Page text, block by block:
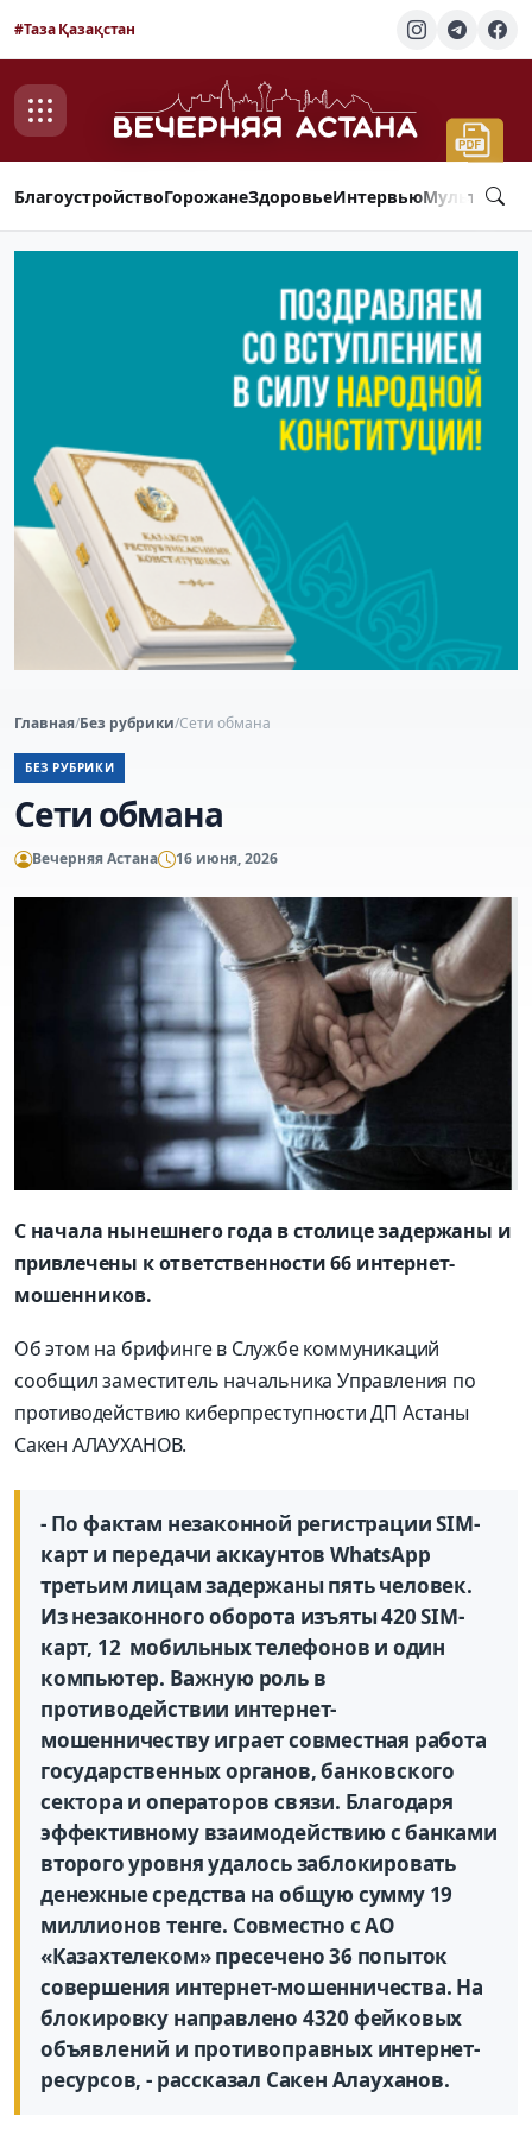
#Таза Қазақстан
БлагоустройствоГорожанеЗдоровьеИнтервью
Главная/Без рубрики/Сети обмана
БЕЗ РУБРИКИ
Сети обмана
Вечерняя Астана 16 июня, 2026
С начала нынешнего года в столице задержаны и
привлечены к ответственности 66 интернет-
мошенников.
Об этом на брифинге в Службе коммуникаций
сообщил заместитель начальника Управления по
противодействию киберпреступности ДП Астаны
Сакен АЛАУХАНОВ.
- По фактам незаконной регистрации SIM-
карт и передачи аккаунтов WhatsApp
третьим лицам задержаны пять человек.
Из незаконного оборота изъяты 420 SIM-
карт, 12 мобильных телефонов и один
компьютер. Важную роль в
противодействии интернет-
мошенничеству играет совместная работа
государственных органов, банковского
сектора и операторов связи. Благодаря
эффективному взаимодействию с банками
второго уровня удалось заблокировать
денежные средства на общую сумму 19
миллионов тенге. Совместно с АО
«Казахтелеком» пресечено 36 попыток
совершения интернет-мошенничества. На
блокировку направлено 4320 фейковых
объявлений и противоправных интернет-
ресурсов, - рассказал Сакен Алауханов.